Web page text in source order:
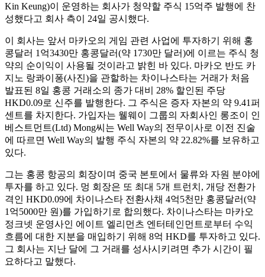
Kin Keung)이 운영하는 회사가 청약할 주식 15억주 발행에 찬
성했다고 회사 측이 24일 공시했다.
이 회사는 앞서 마카오의 게임 관련 사업에 투자하기 위해 홍
콩달러 1억3430만 홍콩달러(약 1730만 달러)에 이르는 주식 청
약의 순이익이 사용될 것이라고 밝힌 바 있다. 마카오 반도 카
지노 랑콰이퐁(사진)을 관할하는 차이나스타는 거래가 처음
발표된 8일 홍콩 거래소의 종가 대비 28% 할인된 주당
HKD0.09로 신주를 발행한다. 그 주식은 증자 자본의 약 9.41퍼
센트를 차지한다. 가입자는 웰웨이 그룹의 자회사인 롱조이 인
베스트먼트(Ltd) Mong씨는 Well Way의 전무이사로 이전 진술
에 따르면 Well Way의 발행 주식 자본의 약 22.82%를 보유하고
있다.
그는 홍콩 항공의 회장이며 중국 본토에서 물류와 자원 분야에
투자를 하고 있다. 멍 회장은 또 최대 5개 트런치, 개당 전환가
격인 HKD0.09에 차이나스타 전환사채 4억5천만 홍콩달러(약
1억5000만 원)를 가입하기로 합의했다. 차이나스타는 마카오
정크넷 운영사인 에이트 엘리먼츠 엔터테인먼트로부터 수익
흐름에 대한 지분을 매입하기 위해 8억 HKD를 투자하고 있다.
그 회사는 지난 달에 그 거래를 성사시키려면 추가 시간이 필
요하다고 말했다.